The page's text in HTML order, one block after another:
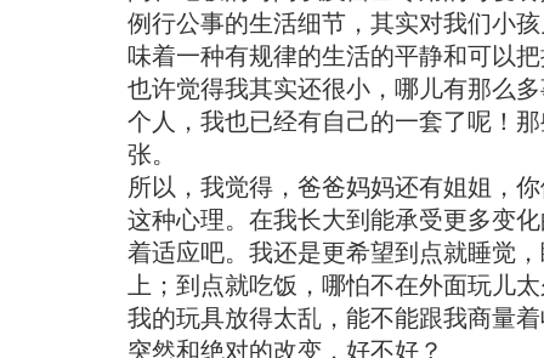
例行公事的生活细节，其实对我们小
味着一种有规律的生活的平静和可以
也许觉得我其实还很小，哪儿有那么
个人，我也已经有自己的一套了呢！
张。
所以，我觉得，爸爸妈妈还有姐姐，
这种心理。在我长大到能承受更多变
着适应吧。我还是更希望到点就睡觉
上；到点就吃饭，哪怕不在外面玩儿
我的玩具放得太乱，能不能跟我商量
突然和绝对的改变，好不好？